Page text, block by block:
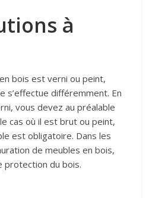
à
bois est verni ou peint,
s’effectue différemment. En
vous devez au préalable
cas où il est brut ou peint,
est obligatoire. Dans les
de meubles en bois,
protection du bois.